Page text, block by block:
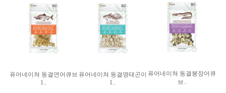
퓨어네이쳐 동결연어큐브
1..
퓨어네이쳐 동결명태곤이
1..
퓨어네이쳐 동결붕장어큐
브..